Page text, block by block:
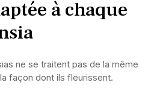
à chaque
ne se traitent pas de la même
façon dont ils fleurissent.